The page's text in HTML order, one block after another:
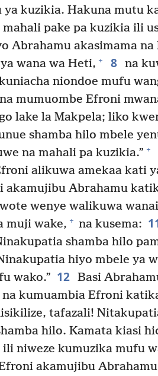
ya kuzikia. Hakuna mutu
pake pa kuzikia ili
Abrahamu akasimama
wana wa Heti, + 8 na
niondoe mufu
mumuombe Efroni
lake la Makpela; liko
shamba hilo mbele
na mahali pa kuzikia.” +
alikuwa amekaa kati
akamujibu Abrahamu
wenye walikuwa
muji wake, + na kusema:
shamba hilo
hiyo mbele ya
wako.” 12 Basi
na kumuambia Efroni
tafazali!
hilo. Kamata kiasi
niweze kumuzika mufu
akamujibu